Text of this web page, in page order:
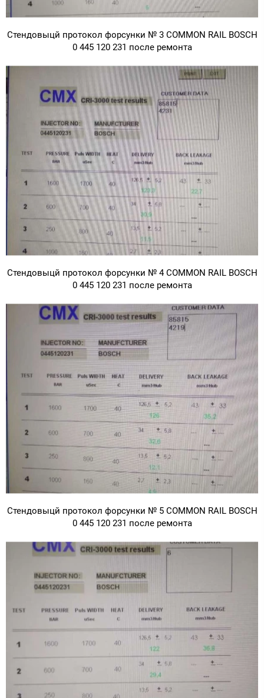
Стендовыцй протокол форсунки № 3 COMMON RAIL BOSCH
0 445 120 231 после ремонта
Стендовыцй протокол форсунки № 4 COMMON RAIL BOSCH
0 445 120 231 после ремонта
Стендовыцй протокол форсунки № 5 COMMON RAIL BOSCH
0 445 120 231 после ремонта